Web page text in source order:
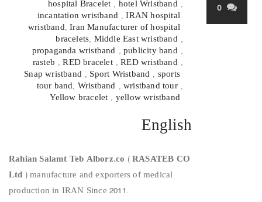
0
hospital Bracelet , hotel Wristband ,
incantation wristband ,IRAN hospital
wristband,Iran Manufacturer of hospital
bracelets, Middle East wristband ,
propaganda wristband , publicity band ,
rasteb ,RED bracelet ,RED wristband ,
Snap wristband , Sport Wristband , sports
tour band, Wristband , wristband tour ,
Yellow bracelet , yellow wristband
English
Rahian Salamt Teb Alborz.co (RASATEB CO
Ltd ) manufacture and exporters of medical
production in IRAN Since 2011.